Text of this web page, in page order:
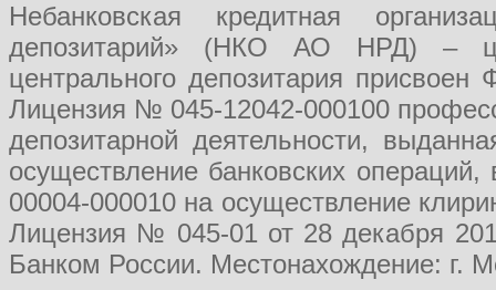
Небанковская кредитная
депозитарий» (НКО АО НРД) –
центрального депозитария
Лицензия № 045-12042-000100
депозитарной деятельности,
осуществление банковских
00004-000010 на осуществление
Лицензия № 045-01 от 28 декабря
Банком России. Местонахождение: г.